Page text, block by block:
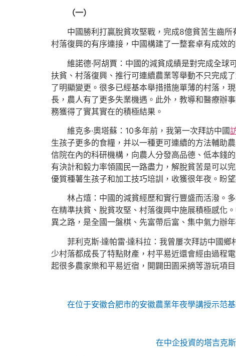
（一）
中國勝利打贏脫貧攻堅戰，完成8億貧苦生齒
村落復興的有序連接，中國構建了一整套卓有成效
維諾德·阿胡賈：中國的減貧成績是對完成全
扶貧、村落復興、推行可連續農業等舉動不只完成
了明顯變更。很多已經基本舉措措施單薄的村落，
長，農人有了更多失業機遇。此外，教導和醫療辦
務獲得了實其實在的積極結果。
維克多·奧塔蘇：10多年前，我第一次拜訪中國
生孩子更多的食糧，并以一種更可連續的方法輔助
信院在內的科研機構，向農人分發高品德、低本錢
有決計和毅力率領國民一路盡力，解脫貧苦是可以
優質種薯生孩子和加工技巧培訓，收獲很年夜。盼
林占熺：中國的減貧經歷和實行豐盛而活潑。
在精準扶貧、脫貧攻堅、村落復興中施展積極感化
異之路，是全國一盤棋、先富帶后富、集中氣力辦
菲利克斯·達帕雷·達科拉：我曾屢次拜訪中國
少村落都成長了特點財產，村平易近還會經由過程
起很多農家樂和平易近宿，開闢田園采摘等游玩項
在位于安徽合肥市的安徽農業年夜學講授示范
在中企投資的塔吉克